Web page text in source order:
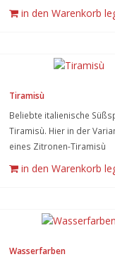
in den Warenkorb
Tiramisù
Beliebte italienische
Tiramisù. Hier in der
eines Zitronen-Tiramisù
in den Warenkorb
Wasserfarben